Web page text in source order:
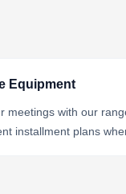
Equipment
meetings with our
installment plans